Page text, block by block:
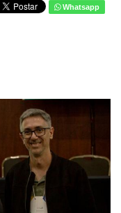
Whatsapp